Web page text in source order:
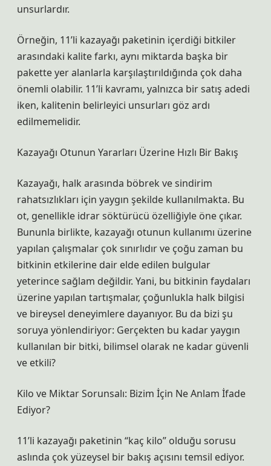
unsurlardır.
Örneğin, 11’li kazayağı paketinin içerdiği bitkiler
arasındaki kalite farkı, aynı miktarda başka bir
pakette yer alanlarla karşılaştırıldığında çok daha
önemli olabilir. 11’li kavramı, yalnızca bir satış adedi
iken, kalitenin belirleyici unsurları göz ardı
edilmemelidir.
Kazayağı Otunun Yararları Üzerine Hızlı Bir Bakış
Kazayağı, halk arasında böbrek ve sindirim
rahatsızlıkları için yaygın şekilde kullanılmakta. Bu
ot, genellikle idrar söktürücü özelliğiyle öne çıkar.
Bununla birlikte, kazayağı otunun kullanımı üzerine
yapılan çalışmalar çok sınırlıdır ve çoğu zaman bu
bitkinin etkilerine dair elde edilen bulgular
yeterince sağlam değildir. Yani, bu bitkinin faydaları
üzerine yapılan tartışmalar, çoğunlukla halk bilgisi
ve bireysel deneyimlere dayanıyor. Bu da bizi şu
soruya yönlendiriyor: Gerçekten bu kadar yaygın
kullanılan bir bitki, bilimsel olarak ne kadar güvenli
ve etkili?
Kilo ve Miktar Sorunsalı: Bizim İçin Ne Anlam İfade
Ediyor?
11’li kazayağı paketinin “kaç kilo” olduğu sorusu
aslında çok yüzeysel bir bakış açısını temsil ediyor.